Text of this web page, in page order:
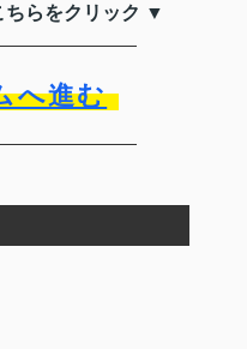
ちらをクリック ▼
へ進む